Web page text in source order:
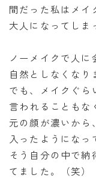
間だった私はメイ
大人になってしま
ノーメイクで人
自然としなくなり
でも、メイクぐら
言われることもな
元の顔が濃いから
入ったようになっ
そう自分の中で
てました。（笑）